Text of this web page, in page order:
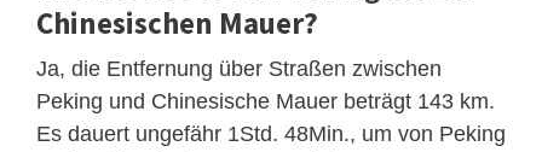
Chinesischen Mauer?
Ja, die Entfernung über Straßen zwischen
Peking und Chinesische Mauer beträgt 143 km.
Es dauert ungefähr 1Std. 48Min., um von Peking